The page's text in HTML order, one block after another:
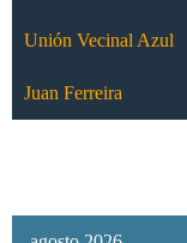
Unión Vecinal Azul
Juan Ferreira